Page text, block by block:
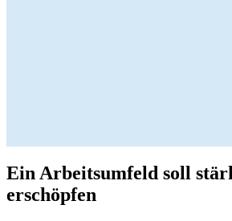
Ein Arbeitsumfeld soll
erschöpfen